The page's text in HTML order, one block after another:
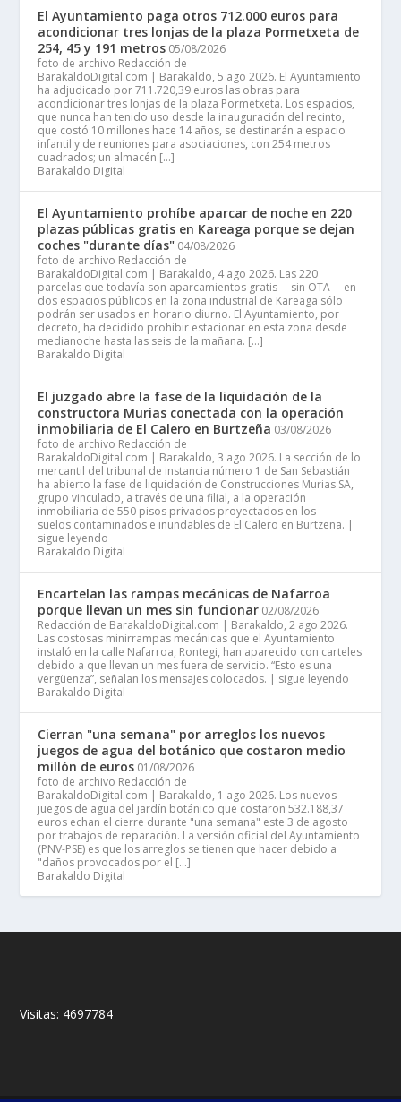
El Ayuntamiento paga otros 712.000 euros para
acondicionar tres lonjas de la plaza Pormetxeta de
254, 45 y 191 metros 05/08/2026
foto de archivo Redacción de
BarakaldoDigital.com | Barakaldo, 5 ago 2026. El Ayuntamiento
ha adjudicado por 711.720,39 euros las obras para
acondicionar tres lonjas de la plaza Pormetxeta. Los espacios,
que nunca han tenido uso desde la inauguración del recinto,
que costó 10 millones hace 14 años, se destinarán a espacio
infantil y de reuniones para asociaciones, con 254 metros
cuadrados; un almacén […]
Barakaldo Digital
El Ayuntamiento prohíbe aparcar de noche en 220
plazas públicas gratis en Kareaga porque se dejan
coches "durante días" 04/08/2026
foto de archivo Redacción de
BarakaldoDigital.com | Barakaldo, 4 ago 2026. Las 220
parcelas que todavía son aparcamientos gratis —sin OTA— en
dos espacios públicos en la zona industrial de Kareaga sólo
podrán ser usados en horario diurno. El Ayuntamiento, por
decreto, ha decidido prohibir estacionar en esta zona desde
medianoche hasta las seis de la mañana. […]
Barakaldo Digital
El juzgado abre la fase de la liquidación de la
constructora Murias conectada con la operación
inmobiliaria de El Calero en Burtzeña 03/08/2026
foto de archivo Redacción de
BarakaldoDigital.com | Barakaldo, 3 ago 2026. La sección de lo
mercantil del tribunal de instancia número 1 de San Sebastián
ha abierto la fase de liquidación de Construcciones Murias SA,
grupo vinculado, a través de una filial, a la operación
inmobiliaria de 550 pisos privados proyectados en los
suelos contaminados e inundables de El Calero en Burtzeña. |
sigue leyendo
Barakaldo Digital
Encartelan las rampas mecánicas de Nafarroa
porque llevan un mes sin funcionar 02/08/2026
Redacción de BarakaldoDigital.com | Barakaldo, 2 ago 2026.
Las costosas minirrampas mecánicas que el Ayuntamiento
instaló en la calle Nafarroa, Rontegi, han aparecido con carteles
debido a que llevan un mes fuera de servicio. “Esto es una
vergüenza”, señalan los mensajes colocados. | sigue leyendo
Barakaldo Digital
Cierran "una semana" por arreglos los nuevos
juegos de agua del botánico que costaron medio
millón de euros 01/08/2026
foto de archivo Redacción de
BarakaldoDigital.com | Barakaldo, 1 ago 2026. Los nuevos
juegos de agua del jardín botánico que costaron 532.188,37
euros echan el cierre durante "una semana" este 3 de agosto
por trabajos de reparación. La versión oficial del Ayuntamiento
(PNV-PSE) es que los arreglos se tienen que hacer debido a
"daños provocados por el […]
Barakaldo Digital
Visitas: 4697784